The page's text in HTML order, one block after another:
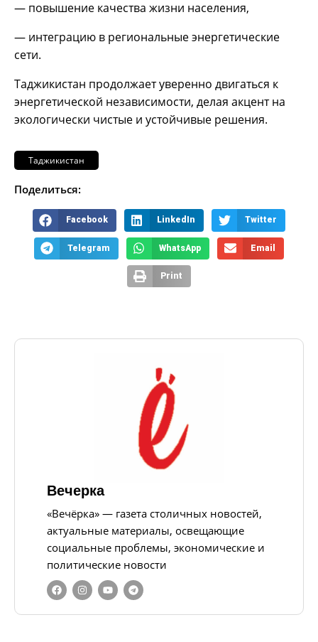
— повышение качества жизни населения,
— интеграцию в региональные энергетические
сети.
Таджикистан продолжает уверенно двигаться к
энергетической независимости, делая акцент на
экологически чистые и устойчивые решения.
Таджикистан
Поделиться:
Facebook LinkedIn Twitter
Telegram WhatsApp Email
Print
Вечерка
«Вечёрка» — газета столичных новостей,
актуальные материалы, освещающие
социальные проблемы, экономические и
политические новости